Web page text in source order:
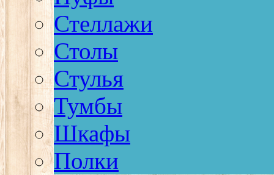
Стеллажи
Столы
Стулья
Тумбы
Шкафы
Полки